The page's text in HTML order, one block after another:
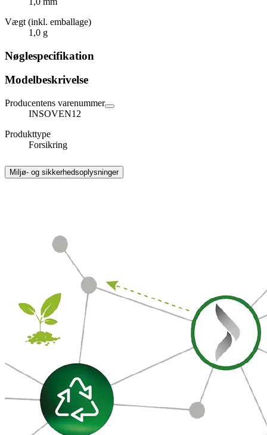
Vægt (inkl. emballage)
1,0 g
Nøglespecifikation
Modelbeskrivelse
Producentens varenummer
INSOVEN12
Produkttype
Forsikring
Miljø- og sikkerhedsoplysninger